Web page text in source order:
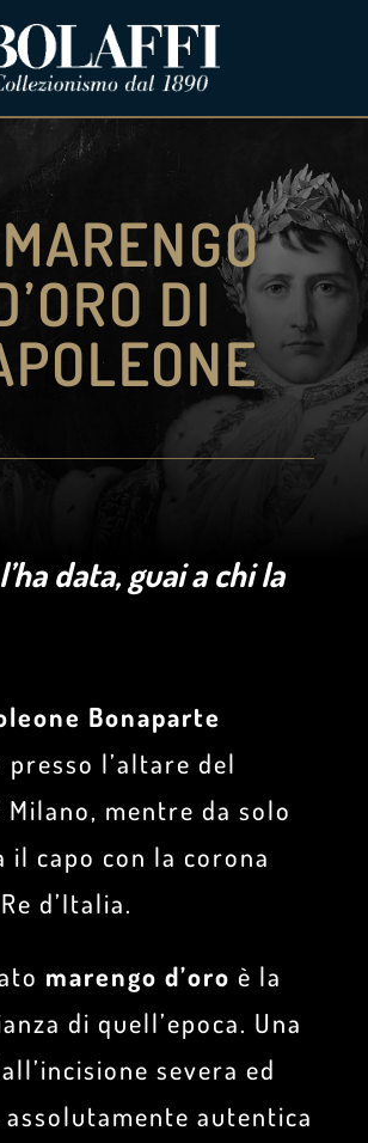
DI
data, guai a chi la
Bonaparte
l’altare del
Milano, mentre da solo
il capo con la corona
d’Italia.
marengo d’oro è la
di quell’epoca. Una
severa ed
autentica